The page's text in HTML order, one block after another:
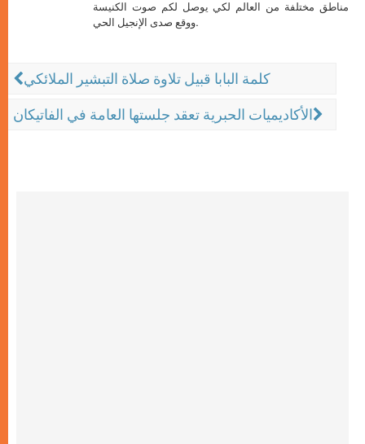
مناطق مختلفة من العالم لكي يوصل لكم صوت الكنيسة
ووقع صدى الإنجيل الحي.
كلمة البابا قبيل تلاوة صلاة التبشير الملائكي
الأكاديميات الحبرية تعقد جلستها العامة في الفاتيكان